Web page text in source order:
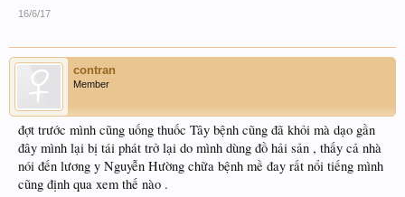
16/6/17
contran
Member
đợt trước mình cũng uống thuốc Tây bệnh cũng đã khỏi mà dạo gần
đây mình lại bị tái phát trở lại do mình dùng đồ hải sản , thấy cả nhà
nói đến lương y Nguyễn Hường chữa bệnh mề đay rất nổi tiếng mình
cũng định qua xem thế nào .